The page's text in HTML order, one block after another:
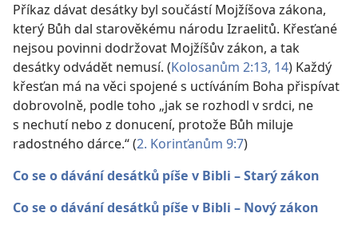
Příkaz dávat desátky byl součástí Mojžíšova zákona,
který Bůh dal starověkému národu Izraelitů. Křesťané
nejsou povinni dodržovat Mojžíšův zákon, a tak
desátky odvádět nemusí. (Kolosanům 2:13, 14) Každý
křesťan má na věci spojené s uctíváním Boha přispívat
dobrovolně, podle toho „jak se rozhodl v srdci, ne
s nechutí nebo z donucení, protože Bůh miluje
radostného dárce.“ (2. Korinťanům 9:7)
Co se o dávání desátků píše v Bibli – Starý zákon
Co se o dávání desátků píše v Bibli – Nový zákon